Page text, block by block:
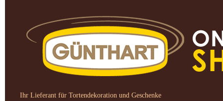
Ihr Lieferant für Tortendekoration und Geschenke